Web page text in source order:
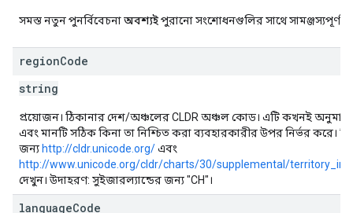
সমস্ত নতুন পুনর্বিবেচনাঅবশ্যইপুরানো সংশোধনগুলির সাথে সামঞ্জস্যপূর্ণ
regionCode
string
প্রয়োজন। ঠিকানার দেশ/অঞ্চলের CLDR অঞ্চল কোড। এটি কখনই অনুমান
এবং মানটি সঠিক কিনা তা নিশ্চিত করা ব্যবহারকারীর উপর নির্ভর করে।
জন্য http://cldr.unicode.org/এবং
http://www.unicode.org/cldr/charts/30/supplemental/
দেখুন। উদাহরণ: সুইজারল্যান্ডের জন্য "CH"।
languageCode